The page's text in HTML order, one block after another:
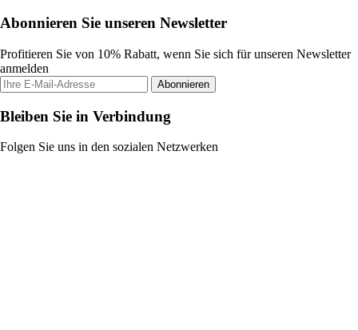
Abonnieren Sie unseren Newsletter
Profitieren Sie von 10% Rabatt, wenn Sie sich für unseren Newsletter
anmelden
Abonnieren
Bleiben Sie in Verbindung
Folgen Sie uns in den sozialen Netzwerken